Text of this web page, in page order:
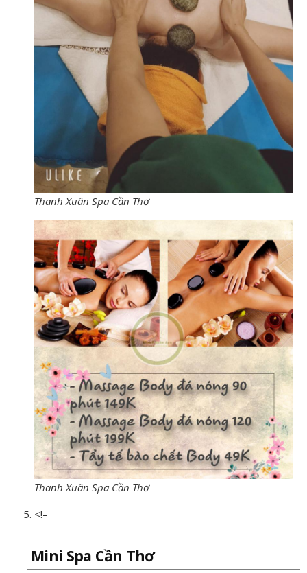
Thanh Xuân Spa Cần Thơ
Thanh Xuân Spa Cần Thơ
<!–
Mini Spa Cần Thơ